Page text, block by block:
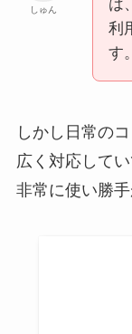
しゅん
は
利
す。
しかし日常の
広く対応して
非常に使い勝手